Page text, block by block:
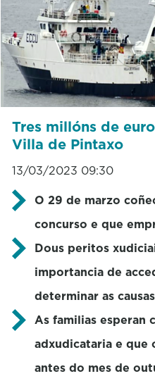
Tres millóns de
Villa de Pintaxo
13/03/2023 09:30
O 29 de marzo
concurso e que
Dous peritos
importancia de
determinar as
As familias esperan
adxudicataria e que
antes do mes de